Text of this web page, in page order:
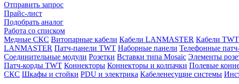
Отправить запрос
Прайс-лист
Подобрать аналог
Работа со списком
Медные СКС Витопарные кабели Кабели LANMASTER Кабели TWT
LANMASTER Патч-панели TWT Наборные панели Телефонные
Соединительные модули Розетки Вставки типа Mosaic Элементы
Патч-корды TWT Коннекторы Коннекторы и колпачки Полевые
СКС Шкафы и стойки PDU и электрика Кабеленесущие системы